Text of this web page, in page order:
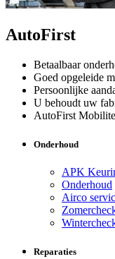
AutoFirst
Betaalbaar
Goed opgeleide
Persoonlijke
U behoudt uw
AutoFirst
Onderhoud
APK
Onderhoud
Airco
Reparaties